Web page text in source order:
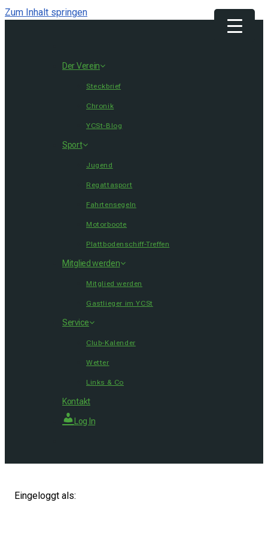
Zum Inhalt springen
Der Verein
Steckbrief
Chronik
YCSt-Blog
Sport
Jugend
Regattasport
Fahrtensegeln
Motorboote
Plattbodenschiff-Treffen
Mitglied werden
Mitglied werden
Gastlieger im YCSt
Service
Club-Kalender
Wetter
Links & Co
Kontakt
Log In
Eingeloggt als:
Get 30% off your first purchase Got it!